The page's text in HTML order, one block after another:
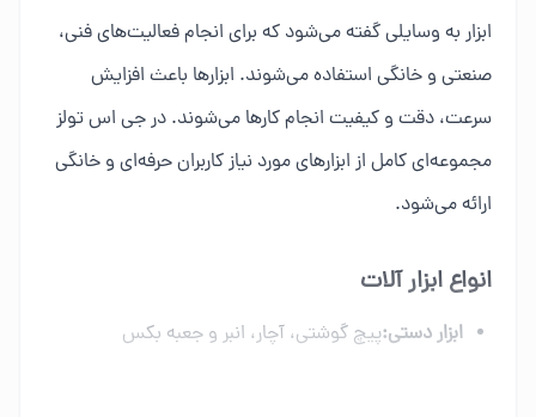
ابزار به وسایلی گفته می‌شود که برای انجام فعالیت‌های فنی،
صنعتی و خانگی استفاده می‌شوند. ابزارها باعث افزایش
سرعت، دقت و کیفیت انجام کارها می‌شوند. در جی اس تولز
مجموعه‌ای کامل از ابزارهای مورد نیاز کاربران حرفه‌ای و خانگی
ارائه می‌شود.
انواع ابزار آلات
ابزار دستی:پیچ گوشتی، آچار، انبر و جعبه بکس